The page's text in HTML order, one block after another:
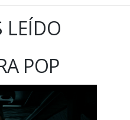
LEÍDO
POP